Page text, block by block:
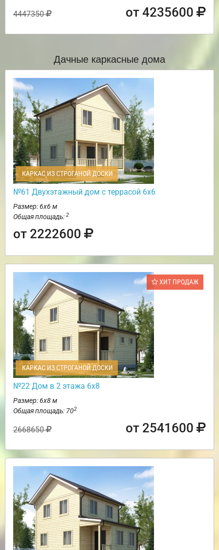
4447350 от 4235600
Дачные каркасные дома
КАРКАС ИЗ СТРОГАНОЙ ДОСКИ
№61 Двухэтажный дом с террасой 6х6
Размер: 6х6 м
Общая площадь: 2
от 2222600
ХИТ ПРОДАЖ
КАРКАС ИЗ СТРОГАНОЙ ДОСКИ
№22 Дом в 2 этажа 6х8
Размер: 6х8 м
Общая площадь: 702
2668650 от 2541600